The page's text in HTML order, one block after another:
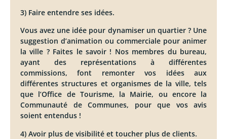
3) Faire entendre ses idées.
Vous avez une idée pour dynamiser un quartier ? Une
suggestion d’animation ou commerciale pour animer
la ville ? Faites le savoir ! Nos membres du bureau,
ayant des représentations à différentes
commissions, font remonter vos idées aux
différentes structures et organismes de la ville, tels
que l’Office de Tourisme, la Mairie, ou encore la
Communauté de Communes, pour que vos avis
soient entendus !
4) Avoir plus de visibilité et toucher plus de clients.